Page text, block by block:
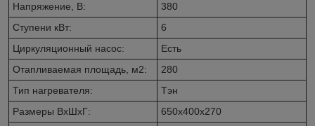
Напряжение, В:
380
Ступени кВт:
6
Циркуляционный насос:
Есть
Отапливаемая площадь, м2:
280
Тип нагревателя:
Тэн
Размеры ВхШхГ:
650x400x270